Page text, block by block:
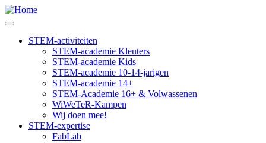
Skip
to
contentSTEM-activiteiten
STEM-academie Kleuters
STEM-academie Kids
STEM-academie 10-14-jarigen
STEM-academie 14+
STEM-Academie 16+ & Volwassenen
WiWeTeR-Kampen
Wij doen mee!
STEM-expertise
FabLab